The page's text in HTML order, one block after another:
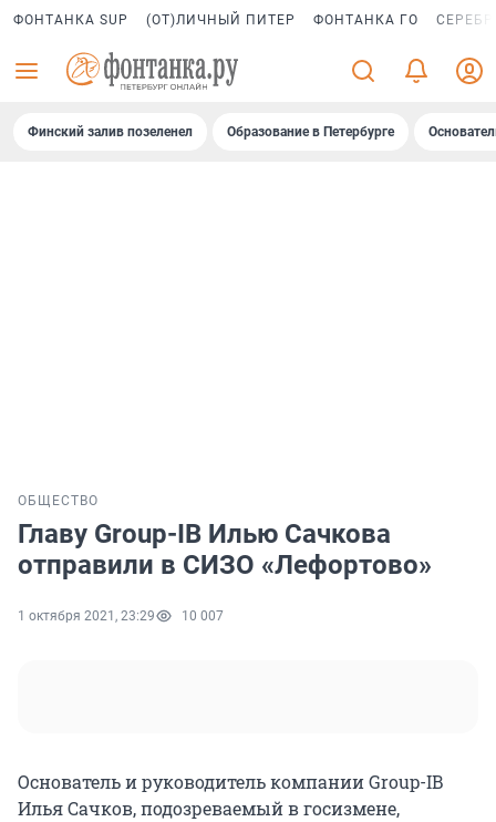
ФОНТАНКА SUP (ОТ)ЛИЧНЫЙ ПИТЕР ФОНТАНКА ГО
Финский залив позеленел Образование в Петербурге
ОБЩЕСТВО
Главу Group-IB Илью Сачкова
отправили в СИЗО «Лефортово»
1 октября 2021, 23:29 10 007
Основатель и руководитель компании Group-IB
Илья Сачков, подозреваемый в госизмене,